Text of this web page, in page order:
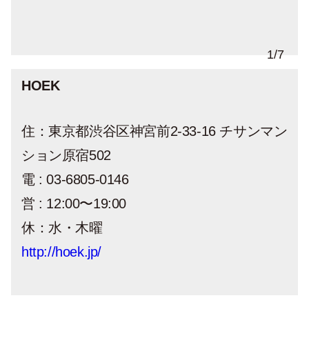
1/7
HOEK
住：東京都渋谷区神宮前2-33-16 チサンマン
ション原宿502
電 : 03-6805-0146
営 : 12:00〜19:00
休：水・木曜
http://hoek.jp/